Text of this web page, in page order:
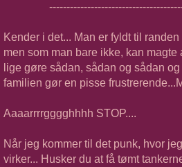
Kender i det... Man er fyldt til
men som man bare ikke, kan
lige gøre sådan, sådan og sådan
familien gør en pisse
Aaaarrrrgggghhhh STOP....
Når jeg kommer til det punk, hvor
virker... Husker du at få tømt